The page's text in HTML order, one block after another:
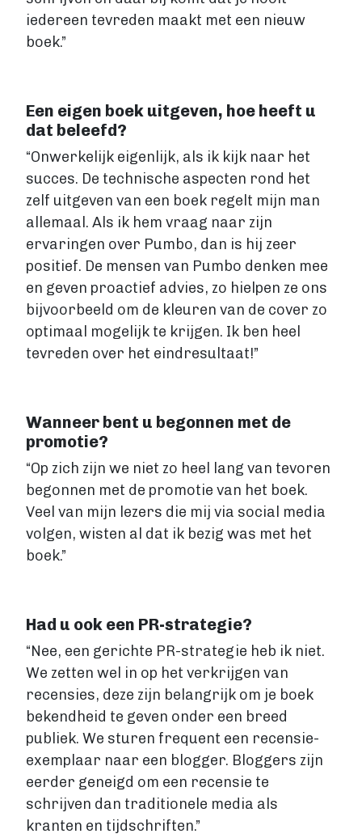
iedereen tevreden maakt met een nieuw
boek.”
Een eigen boek uitgeven, hoe heeft u
dat beleefd?
“Onwerkelijk eigenlijk, als ik kijk naar het
succes. De technische aspecten rond het
zelf uitgeven van een boek regelt mijn man
allemaal. Als ik hem vraag naar zijn
ervaringen over Pumbo, dan is hij zeer
positief. De mensen van Pumbo denken mee
en geven proactief advies, zo hielpen ze ons
bijvoorbeeld om de kleuren van de cover zo
optimaal mogelijk te krijgen. Ik ben heel
tevreden over het eindresultaat!”
Wanneer bent u begonnen met de
promotie?
“Op zich zijn we niet zo heel lang van tevoren
begonnen met de promotie van het boek.
Veel van mijn lezers die mij via social media
volgen, wisten al dat ik bezig was met het
boek.”
Had u ook een PR-strategie?
“Nee, een gerichte PR-strategie heb ik niet.
We zetten wel in op het verkrijgen van
recensies, deze zijn belangrijk om je boek
bekendheid te geven onder een breed
publiek. We sturen frequent een recensie-
exemplaar naar een blogger. Bloggers zijn
eerder geneigd om een recensie te
schrijven dan traditionele media als
kranten en tijdschriften.”